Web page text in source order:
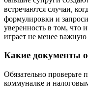
встречаются случаи,
формулировки и
уверенность в том, что
играет не менее важную
Какие документы
Обязательно проверьте
коммуналке и